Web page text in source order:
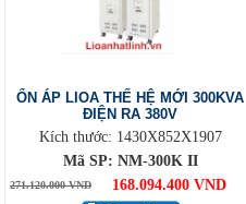
ỔN ÁP LIOA THẾ HỆ MỚI 300KVA
ĐIỆN RA 380V
Kích thước: 1430X852X1907
Mã SP: NM-300K II
271.120.000 VND 168.094.400 VND